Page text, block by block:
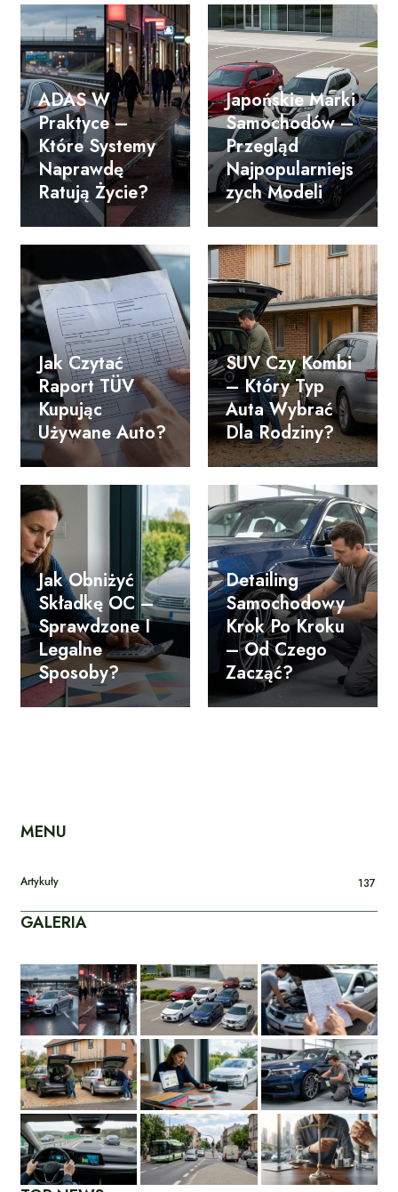
ADAS W
Praktyce –
Które Systemy
Naprawdę
Ratują Życie?
Japońskie Marki
Samochodów –
Przegląd
Najpopularniejs
Zych Modeli
Jak Czytać
Raport TÜV
Kupując
Używane Auto?
SUV Czy Kombi
– Który Typ
Auta Wybrać
Dla Rodziny?
Jak Obniżyć
Składkę OC –
Sprawdzone I
Legalne
Sposoby?
Detailing
Samochodowy
Krok Po Kroku
– Od Czego
Zacząć?
MENU
Artykuły 137
GALERIA